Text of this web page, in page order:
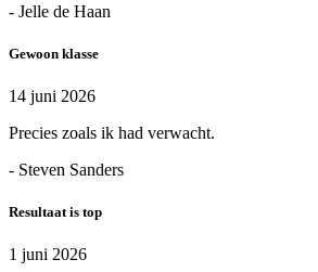
- Jelle de Haan
Gewoon klasse
14 juni 2026
Precies zoals ik had verwacht.
- Steven Sanders
Resultaat is top
1 juni 2026